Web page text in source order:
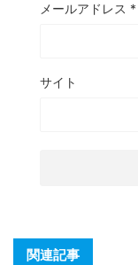
メールアドレス *
サイト
関連記事